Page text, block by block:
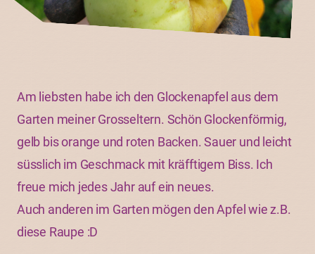
Am liebsten habe ich den Glockenapfel aus dem
Garten meiner Grosseltern. Schön Glockenförmig,
gelb bis orange und roten Backen. Sauer und leicht
süsslich im Geschmack mit kräfftigem Biss. Ich
freue mich jedes Jahr auf ein neues.
Auch anderen im Garten mögen den Apfel wie z.B.
diese Raupe :D